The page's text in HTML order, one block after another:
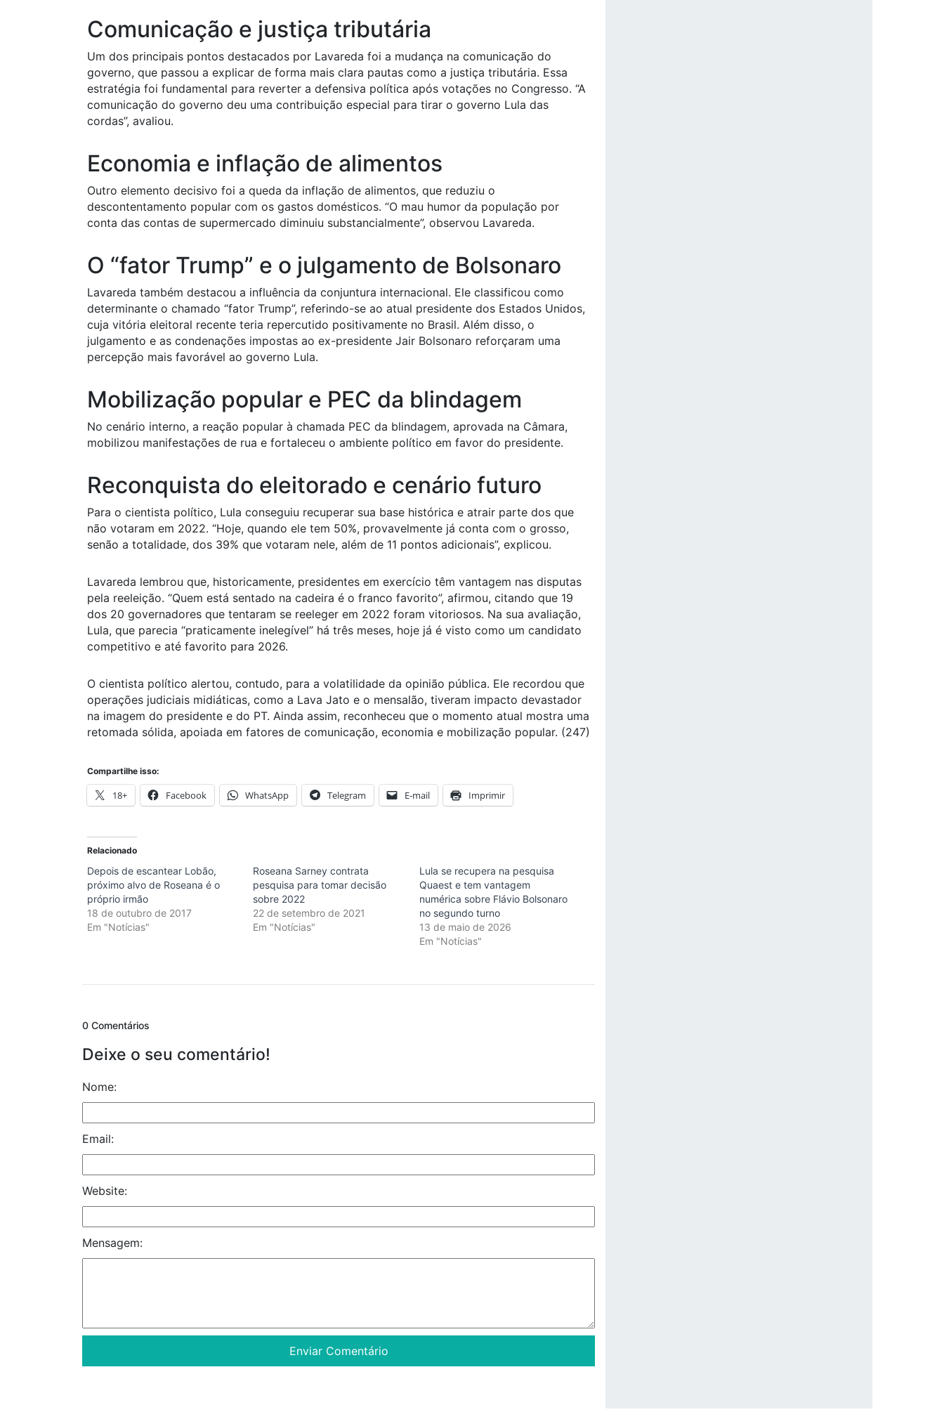
Comunicação e justiça tributária
Um dos principais pontos destacados por Lavareda foi a mudança na comunicação do
governo, que passou a explicar de forma mais clara pautas como a justiça tributária. Essa
estratégia foi fundamental para reverter a defensiva política após votações no Congresso. “A
comunicação do governo deu uma contribuição especial para tirar o governo Lula das
cordas”, avaliou.
Economia e inflação de alimentos
Outro elemento decisivo foi a queda da inflação de alimentos, que reduziu o
descontentamento popular com os gastos domésticos. “O mau humor da população por
conta das contas de supermercado diminuiu substancialmente”, observou Lavareda.
O “fator Trump” e o julgamento de Bolsonaro
Lavareda também destacou a influência da conjuntura internacional. Ele classificou como
determinante o chamado “fator Trump”, referindo-se ao atual presidente dos Estados Unidos,
cuja vitória eleitoral recente teria repercutido positivamente no Brasil. Além disso, o
julgamento e as condenações impostas ao ex-presidente Jair Bolsonaro reforçaram uma
percepção mais favorável ao governo Lula.
Mobilização popular e PEC da blindagem
No cenário interno, a reação popular à chamada PEC da blindagem, aprovada na Câmara,
mobilizou manifestações de rua e fortaleceu o ambiente político em favor do presidente.
Reconquista do eleitorado e cenário futuro
Para o cientista político, Lula conseguiu recuperar sua base histórica e atrair parte dos que
não votaram em 2022. “Hoje, quando ele tem 50%, provavelmente já conta com o grosso,
senão a totalidade, dos 39% que votaram nele, além de 11 pontos adicionais”, explicou.
Lavareda lembrou que, historicamente, presidentes em exercício têm vantagem nas disputas
pela reeleição. “Quem está sentado na cadeira é o franco favorito”, afirmou, citando que 19
dos 20 governadores que tentaram se reeleger em 2022 foram vitoriosos. Na sua avaliação,
Lula, que parecia “praticamente inelegível” há três meses, hoje já é visto como um candidato
competitivo e até favorito para 2026.
O cientista político alertou, contudo, para a volatilidade da opinião pública. Ele recordou que
operações judiciais midiáticas, como a Lava Jato e o mensalão, tiveram impacto devastador
na imagem do presidente e do PT. Ainda assim, reconheceu que o momento atual mostra uma
retomada sólida, apoiada em fatores de comunicação, economia e mobilização popular. (247)
Compartilhe isso:
18+ Facebook WhatsApp Telegram E-mail Imprimir
Relacionado
Depois de escantear Lobão,
próximo alvo de Roseana é o
próprio irmão
18 de outubro de 2017
Em "Notícias"
Roseana Sarney contrata
pesquisa para tomar decisão
sobre 2022
22 de setembro de 2021
Em "Notícias"
Lula se recupera na pesquisa
Quaest e tem vantagem
numérica sobre Flávio Bolsonaro
no segundo turno
13 de maio de 2026
Em "Notícias"
0 Comentários
Deixe o seu comentário!
Nome:
Email:
Website:
Mensagem: